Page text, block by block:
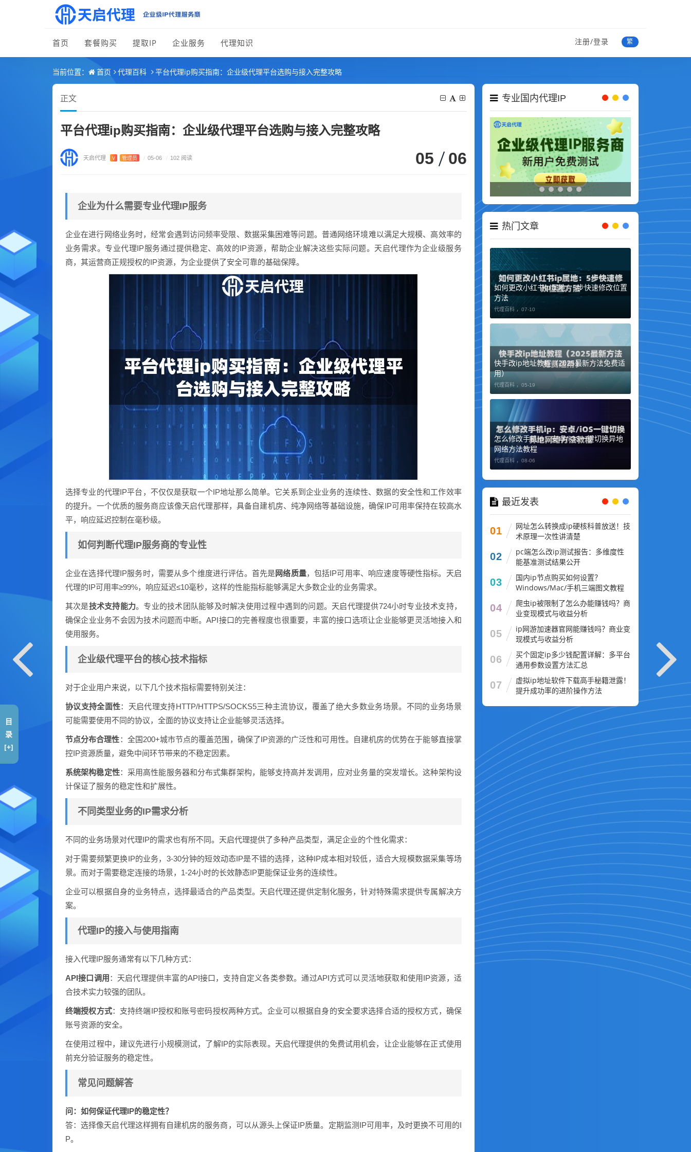
首页 套餐购买 提取IP 企业服务 代理知识 注册/登录 繁
当前位置： 首页 代理百科 平台代理ip购买指南：企业级代理平台选购与接入完整攻略
正文
平台代理ip购买指南：企业级代理平台选购与接入完整攻略
天启代理 V 管理员 / 05-06 / 102 阅读 05 06
企业为什么需要专业代理IP服务
企业在进行网络业务时，经常会遇到访问频率受限、数据采集困难等问题。普通网络环境难以满足大规模、高效率的
业务需求。专业代理IP服务通过提供稳定、高效的IP资源，帮助企业解决这些实际问题。天启代理作为企业级服务
商，其运营商正规授权的IP资源，为企业提供了安全可靠的基础保障。
选择专业的代理IP平台，不仅仅是获取一个IP地址那么简单。它关系到企业业务的连续性、数据的安全性和工作效率
的提升。一个优质的服务商应该像天启代理那样，具备自建机房、纯净网络等基础设施，确保IP可用率保持在较高水
平，响应延迟控制在毫秒级。
如何判断代理IP服务商的专业性
企业在选择代理IP服务时，需要从多个维度进行评估。首先是网络质量，包括IP可用率、响应速度等硬性指标。天启
代理的IP可用率≥99%，响应延迟≤10毫秒，这样的性能指标能够满足大多数企业的业务需求。
其次是技术支持能力。专业的技术团队能够及时解决使用过程中遇到的问题。天启代理提供724小时专业技术支持，
确保企业业务不会因为技术问题而中断。API接口的完善程度也很重要，丰富的接口选项让企业能够更灵活地接入和
使用服务。
企业级代理平台的核心技术指标
对于企业用户来说，以下几个技术指标需要特别关注：
协议支持全面性：天启代理支持HTTP/HTTPS/SOCKS5三种主流协议，覆盖了绝大多数业务场景。不同的业务场景
可能需要使用不同的协议，全面的协议支持让企业能够灵活选择。
节点分布合理性：全国200+城市节点的覆盖范围，确保了IP资源的广泛性和可用性。自建机房的优势在于能够直接掌
控IP资源质量，避免中间环节带来的不稳定因素。
系统架构稳定性：采用高性能服务器和分布式集群架构，能够支持高并发调用，应对业务量的突发增长。这种架构设
计保证了服务的稳定性和扩展性。
不同类型业务的IP需求分析
不同的业务场景对代理IP的需求也有所不同。天启代理提供了多种产品类型，满足企业的个性化需求：
对于需要频繁更换IP的业务，3-30分钟的短效动态IP是不错的选择，这种IP成本相对较低，适合大规模数据采集等场
景。而对于需要稳定连接的场景，1-24小时的长效静态IP更能保证业务的连续性。
企业可以根据自身的业务特点，选择最适合的产品类型。天启代理还提供定制化服务，针对特殊需求提供专属解决方
案。
代理IP的接入与使用指南
接入代理IP服务通常有以下几种方式：
API接口调用 ：天启代理提供丰富的API接口，支持自定义各类参数。通过API方式可以灵活地获取和使用IP资源，适
合技术实力较强的团队。
终端授权方式：支持终端IP授权和账号密码授权两种方式。企业可以根据自身的安全要求选择合适的授权方式，确保
账号资源的安全。
在使用过程中，建议先进行小规模测试，了解IP的实际表现。天启代理提供的免费试用机会，让企业能够在正式使用
前充分验证服务的稳定性。
常见问题解答
问：如何保证代理IP的稳定性？
答：选择像天启代理这样拥有自建机房的服务商，可以从源头上保证IP质量。定期监测IP可用率，及时更换不可用的I
P。
专业国内代理IP
热门文章
如何更改小红书ip属地：5步快速修改位置
方法
代理百科 ， 07-10
快手改ip地址教程（2025最新方法免费适
用）
代理百科 ， 05-19
怎么修改手机ip：安卓/iOS一键切换异地
网络方法教程
代理百科 ， 08-06
最近发表
01
网址怎么转换成ip硬核科普放送！技
术原理一次性讲清楚
02
pc端怎么改ip测试报告：多维度性
能基准测试结果公开
03
国内ip节点购买如何设置？
Windows/Mac/手机三端图文教程
04
爬虫ip被限制了怎么办能赚钱吗？商
业变现模式与收益分析
05
ip网游加速器官网能赚钱吗？商业变
现模式与收益分析
06
买个固定ip多少钱配置详解：多平台
通用参数设置方法汇总
07
虚拟ip地址软件下载高手秘籍泄露！
提升成功率的进阶操作方法
目
录
[+]